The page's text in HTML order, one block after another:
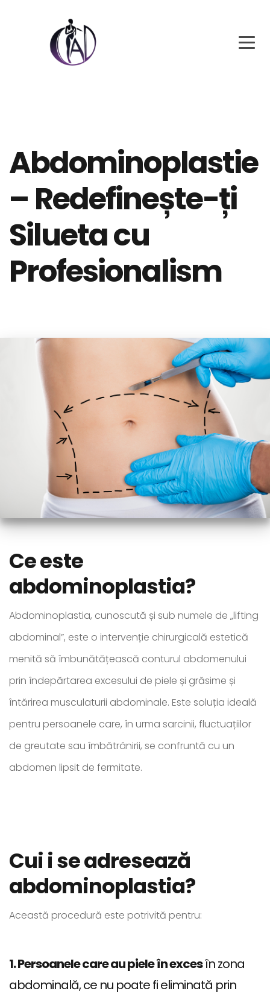
Abdominoplastie
– Redefinește-ți
Silueta cu
Profesionalism
Ce este
abdominoplastia?
Abdominoplastia, cunoscută și sub numele de „lifting
abdominal”, este o intervenție chirurgicală estetică
menită să îmbunătățească conturul abdomenului
prin îndepărtarea excesului de piele și grăsime și
întărirea musculaturii abdominale. Este soluția ideală
pentru persoanele care, în urma sarcinii, fluctuațiilor
de greutate sau îmbătrânirii, se confruntă cu un
abdomen lipsit de fermitate.
Cui i se adresează
abdominoplastia?
Această procedură este potrivită pentru:
1. Persoanele care au piele în excesîn zona
abdominală, ce nu poate fi eliminată prin